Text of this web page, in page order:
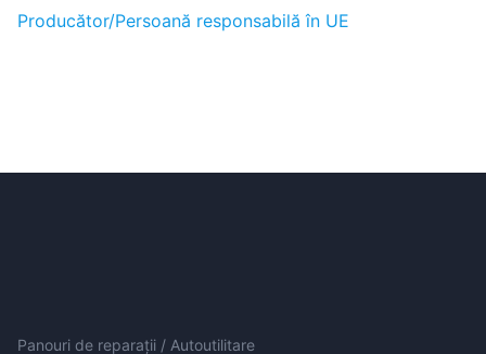
Producător/Persoană responsabilă în UE
Panouri de reparații / Autoutilitare